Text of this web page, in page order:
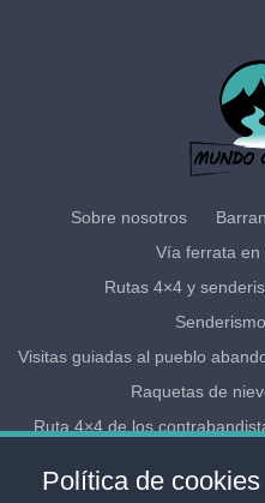
Sobre nosotros
Vía ferrata en
Rutas 4×4 y
Visitas guiadas al pueblo
Raquetas de
Ruta 4×4 de los
Cursos de formación
Política de cookies